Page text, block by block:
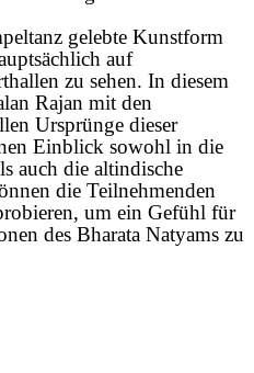
gelebte Kunstform
auf
zu sehen. In diesem
Rajan mit den
Ursprünge dieser
Einblick sowohl in die
auch die altindische
die Teilnehmenden
um ein Gefühl für
des Bharata Natyams zu